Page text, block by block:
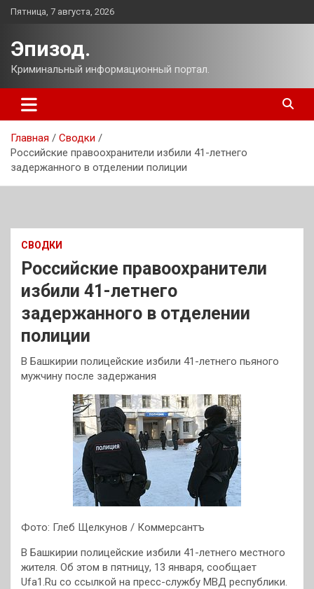
Перейти
Пятница, 7 августа, 2026
Эпизод.
Криминальный информационный портал.
Главная
Сводки
Российские правоохранители избили 41-летнего
задержанного в отделении полиции
СВОДКИ
Российские правоохранители
избили 41-летнего
задержанного в отделении
полиции
В Башкирии полицейские избили 41-летнего пьяного
мужчину после задержания
Фото: Глеб Щелкунов / Коммерсантъ
В Башкирии полицейские избили 41-летнего местного
жителя. Об этом в пятницу, 13 января, сообщает
Ufa1.Ru со ссылкой на пресс-службу МВД республики.